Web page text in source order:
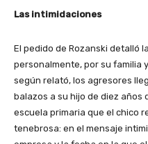
Las intimidaciones
El pedido de Rozanski detalló
personalmente, por su familia
según relató, los agresores
balazos a su hijo de diez años
escuela primaria que el chico
tenebrosa: en el mensaje